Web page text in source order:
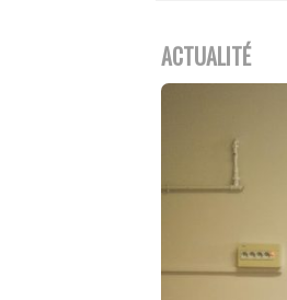
ACTUALITÉ